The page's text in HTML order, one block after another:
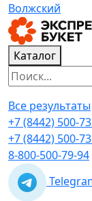
Волжский
Каталог
Все результаты
+7 (8442) 500-
+7 (8442) 500-
8-800-500-79-94